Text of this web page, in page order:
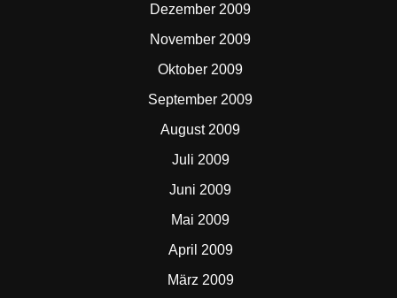
Dezember 2009
November 2009
Oktober 2009
September 2009
August 2009
Juli 2009
Juni 2009
Mai 2009
April 2009
März 2009